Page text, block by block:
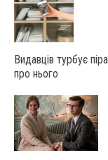
Видавців турбує
про нього